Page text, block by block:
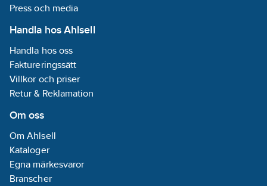
omvänd polaritet i
GBX45 helt gnistfri.
Boostern är utrustad
med en lampa med
100 lumen, där du kan
tända med 100%, 50%,
och blixt.
Li-ion-batteriet är
uppladdningsbart och
laddas via USB-C-
Press och media
Handla hos Ahlsell
Handla hos oss
Faktureringssätt
Villkor och priser
Retur & Reklamation
Om oss
Om Ahlsell
Kataloger
Egna märkesvaror
Branscher